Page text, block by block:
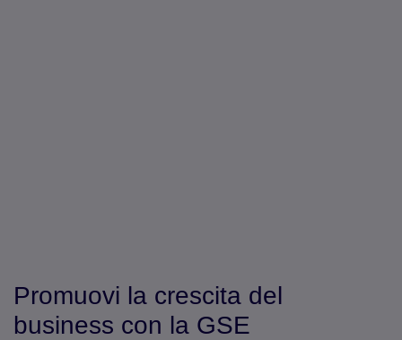
Promuovi la crescita del
business con la GSE